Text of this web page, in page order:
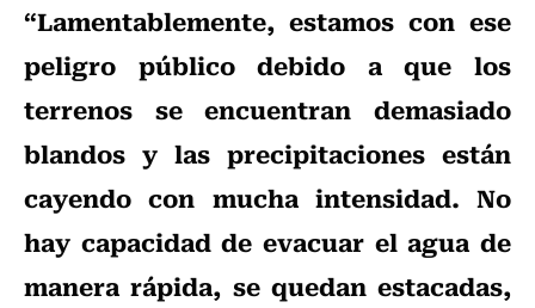
“Lamentablemente, estamos con ese
peligro público debido a que los
terrenos se encuentran demasiado
blandos y las precipitaciones están
cayendo con mucha intensidad. No
hay capacidad de evacuar el agua de
manera rápida, se quedan estacadas,